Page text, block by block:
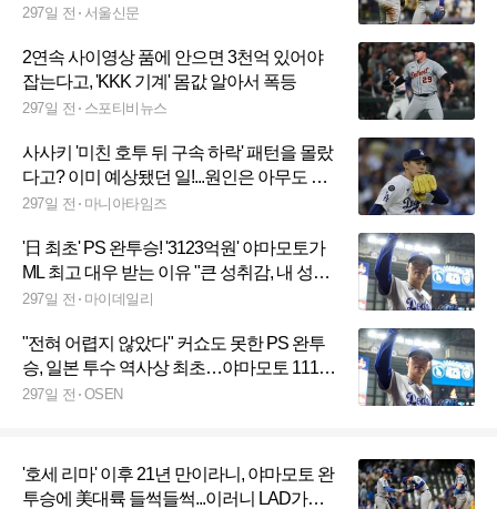
NLCS 2연승
297일 전 서울신문
2연속 사이영상 품에 안으면 3천억 있어야
잡는다고, 'KKK 기계' 몸값 알아서 폭등
297일 전 스포티비뉴스
사사키 '미친 호투 뒤 구속 하락' 패턴을 몰랐
다고? 이미 예상됐던 일!...원인은 아무도 몰
라, 앞으로도 그럴 가능성 커
297일 전 마니아타임즈
'日 최초' PS 완투승! '3123억원' 야마모토가
ML 최고 대우 받는 이유 "큰 성취감, 내 성장
세 느꼈다"
297일 전 마이데일리
"전혀 어렵지 않았다" 커쇼도 못한 PS 완투
승, 일본 투수 역사상 최초…야마모토 111구
괴력→前 KIA 투수까지 소환했다
297일 전 OSEN
'호세 리마' 이후 21년 만이라니, 야마모토 완
투승에 美대륙 들썩들썩...이러니 LAD가